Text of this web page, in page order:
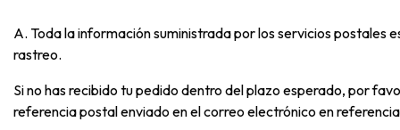
A. Toda la información suministrada por los servicios
rastreo.
Si no has recibido tu pedido dentro del plazo esperado, por
referencia postal enviado en el correo electrónico en